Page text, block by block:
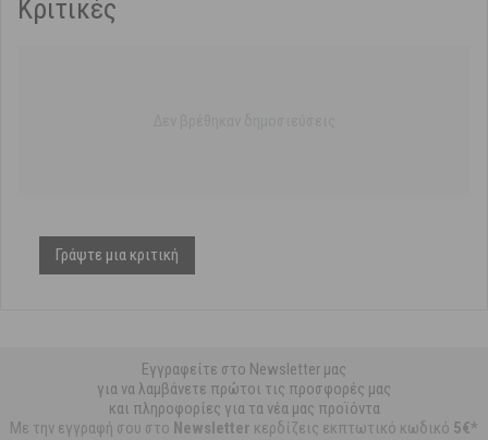
Κριτικές
Γράψτε μια κριτική
Εγγραφείτε στο Newsletter μας
για να λαμβάνετε πρώτοι τις προσφορές μας
και πληροφορίες για τα νέα μας προϊόντα
Με την εγγραφή σου στο Newsletter κερδίζεις εκπτωτικό κωδικό 5€*